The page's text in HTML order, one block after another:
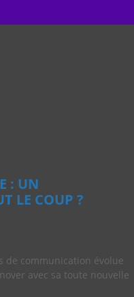
: UN
LE COUP ?
de communication évolue
avec sa toute nouvelle